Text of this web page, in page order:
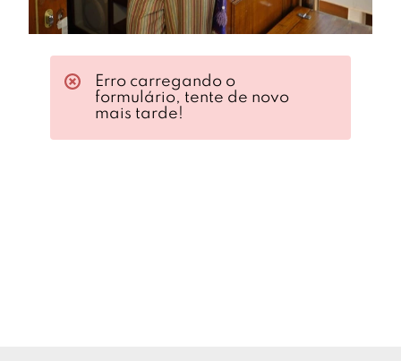
Erro carregando o
formulário, tente de novo
mais tarde!